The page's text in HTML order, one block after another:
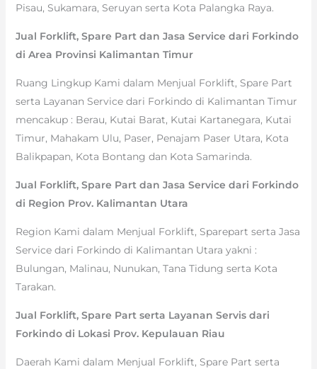
Pisau, Sukamara, Seruyan serta Kota Palangka Raya.
Jual Forklift, Spare Part dan Jasa Service dari Forkindo
di Area Provinsi Kalimantan Timur
Ruang Lingkup Kami dalam Menjual Forklift, Spare Part
serta Layanan Service dari Forkindo di Kalimantan Timur
mencakup : Berau, Kutai Barat, Kutai Kartanegara, Kutai
Timur, Mahakam Ulu, Paser, Penajam Paser Utara, Kota
Balikpapan, Kota Bontang dan Kota Samarinda.
Jual Forklift, Spare Part dan Jasa Service dari Forkindo
di Region Prov. Kalimantan Utara
Region Kami dalam Menjual Forklift, Sparepart serta Jasa
Service dari Forkindo di Kalimantan Utara yakni :
Bulungan, Malinau, Nunukan, Tana Tidung serta Kota
Tarakan.
Jual Forklift, Spare Part serta Layanan Servis dari
Forkindo di Lokasi Prov. Kepulauan Riau
Daerah Kami dalam Menjual Forklift, Spare Part serta